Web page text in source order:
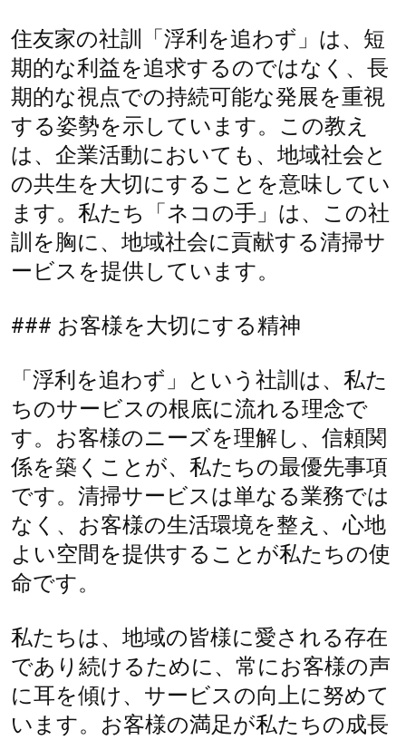
住友家の社訓「浮利を追わず」は、短
期的な利益を追求するのではなく、長
期的な視点での持続可能な発展を重視
する姿勢を示しています。この教え
は、企業活動においても、地域社会と
の共生を大切にすることを意味してい
ます。私たち「ネコの手」は、この社
訓を胸に、地域社会に貢献する清掃サ
ービスを提供しています。
### お客様を大切にする精神
「浮利を追わず」という社訓は、私た
ちのサービスの根底に流れる理念で
す。お客様のニーズを理解し、信頼関
係を築くことが、私たちの最優先事項
です。清掃サービスは単なる業務では
なく、お客様の生活環境を整え、心地
よい空間を提供することが私たちの使
命です。
私たちは、地域の皆様に愛される存在
であり続けるために、常にお客様の声
に耳を傾け、サービスの向上に努めて
います。お客様の満足が私たちの成長